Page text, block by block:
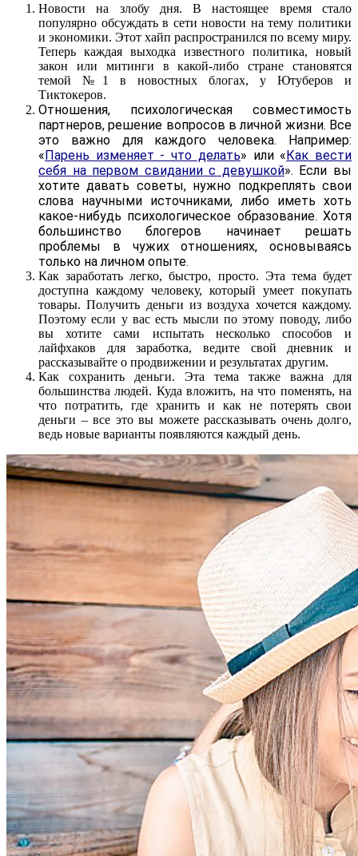
Новости на злобу дня. В настоящее время стало
популярно обсуждать в сети новости на тему политики
и экономики. Этот хайп распространился по всему миру.
Теперь каждая выходка известного политика, новый
закон или митинги в какой-либо стране становятся
темой №1 в новостных блогах, у Ютуберов и
Тиктокеров.
Отношения, психологическая совместимость
партнеров, решение вопросов в личной жизни. Все
это важно для каждого человека. Например:
«Парень изменяет - что делать» или «Как вести
себя на первом свидании с девушкой». Если вы
хотите давать советы, нужно подкреплять свои
слова научными источниками, либо иметь хоть
какое-нибудь психологическое образование. Хотя
большинство блогеров начинает решать
проблемы в чужих отношениях, основываясь
только на личном опыте.
Как заработать легко, быстро, просто. Эта тема будет
доступна каждому человеку, который умеет покупать
товары. Получить деньги из воздуха хочется каждому.
Поэтому если у вас есть мысли по этому поводу, либо
вы хотите сами испытать несколько способов и
лайфхаков для заработка, ведите свой дневник и
рассказывайте о продвижении и результатах другим.
Как сохранить деньги. Эта тема также важна для
большинства людей. Куда вложить, на что поменять, на
что потратить, где хранить и как не потерять свои
деньги – все это вы можете рассказывать очень долго,
ведь новые варианты появляются каждый день.